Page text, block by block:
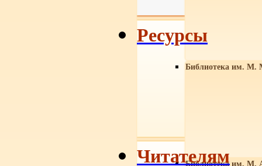
Библиотека им. М.
Библиотека им. М.
Ресурсы
Читателям